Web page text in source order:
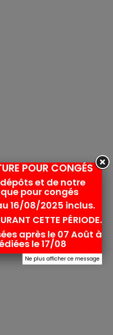
POUR CONGÉS
et de notre
pour congés
16/08/2025 inclus.
CETTE PÉRIODE.
après le 07 Août à
le 17/08
Ne plus afficher ce message